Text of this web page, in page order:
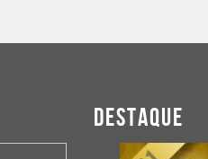
DESTAQUE